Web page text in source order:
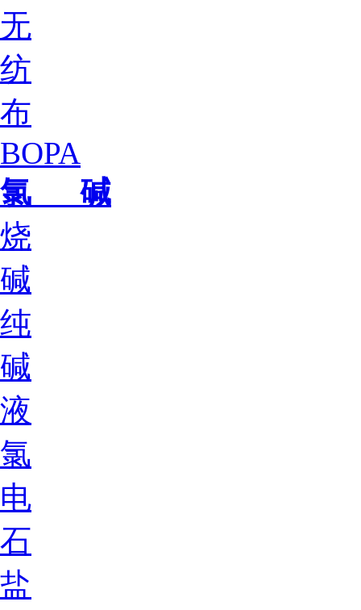
无
纺
布
BOPA
氯 碱
烧
碱
纯
碱
液
氯
电
石
盐